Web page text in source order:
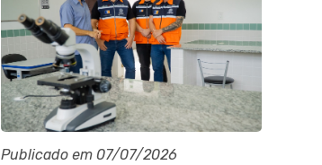
Publicado em 07/07/2026